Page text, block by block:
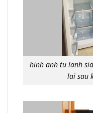
hinh anh tu lanh
lai sau